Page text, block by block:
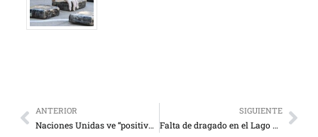
ANTERIOR
Naciones Unidas ve “positivo” el alto al fuego en Ucrania
SIGUIENTE
Falta de dragado en el Lago dificulta exportaciones de Chevron